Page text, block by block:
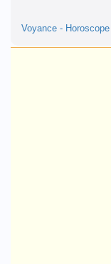
Voyance - Horoscope